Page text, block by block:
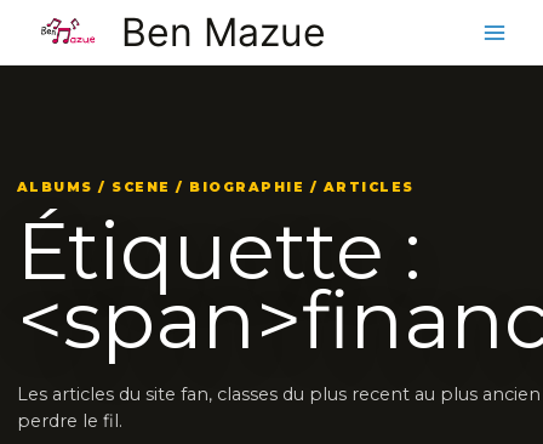
contenu
Ben Mazue
ALBUMS / SCENE / BIOGRAPHIE / ARTICLES
Étiquette :
Les articles du site fan, classes du plus recent au plus
perdre le fil.